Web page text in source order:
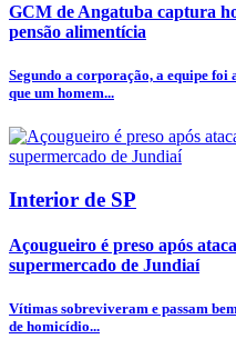
GCM de Angatuba captura
pensão alimentícia
Segundo a corporação, a equipe foi
que um homem...
Interior de SP
Açougueiro é preso após
supermercado de Jundiaí
Vítimas sobreviveram e passam
de homicídio...